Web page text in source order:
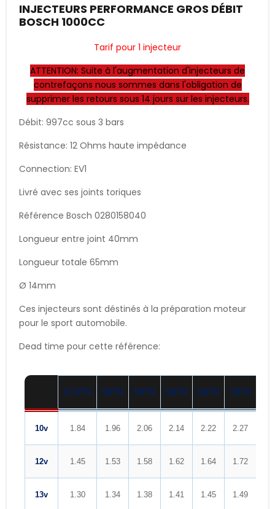
INJECTEURS PERFORMANCE GROS DÉBIT
BOSCH 1000CC
Tarif pour 1 injecteur
ATTENTION: Suite à l'augmentation d'injecteurs de
contrefaçons nous sommes dans l'obligation de
supprimer les retours sous 14 jours sur les injecteurs.
Débit: 997cc sous 3 bars
Résistance: 12 Ohms haute impédance
Connection: EV1
Livré avec ses joints toriques
Référence Bosch 0280158040
Longueur entre joint 40mm
Longueur totale 65mm
Ø 14mm
Ces injecteurs sont déstinés à la préparation moteur
pour le sport automobile.
Dead time pour cette référence:
43.5PSI 50PSI 55PSI 60PSI 65PSI 70PSI
10v 1.84 1.96 2.06 2.14 2.22 2.27
12v 1.45 1.53 1.58 1.62 1.64 1.72
13v 1.30 1.34 1.38 1.41 1.45 1.49